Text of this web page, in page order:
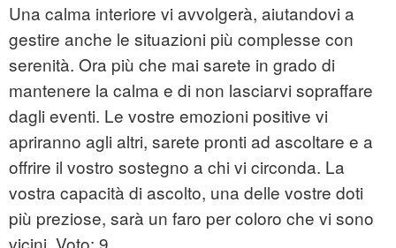
Una calma interiore vi avvolgerà, aiutandovi a
gestire anche le situazioni più complesse con
serenità. Ora più che mai sarete in grado di
mantenere la calma e di non lasciarvi sopraffare
dagli eventi. Le vostre emozioni positive vi
apriranno agli altri, sarete pronti ad ascoltare e a
offrire il vostro sostegno a chi vi circonda. La
vostra capacità di ascolto, una delle vostre doti
più preziose, sarà un faro per coloro che vi sono